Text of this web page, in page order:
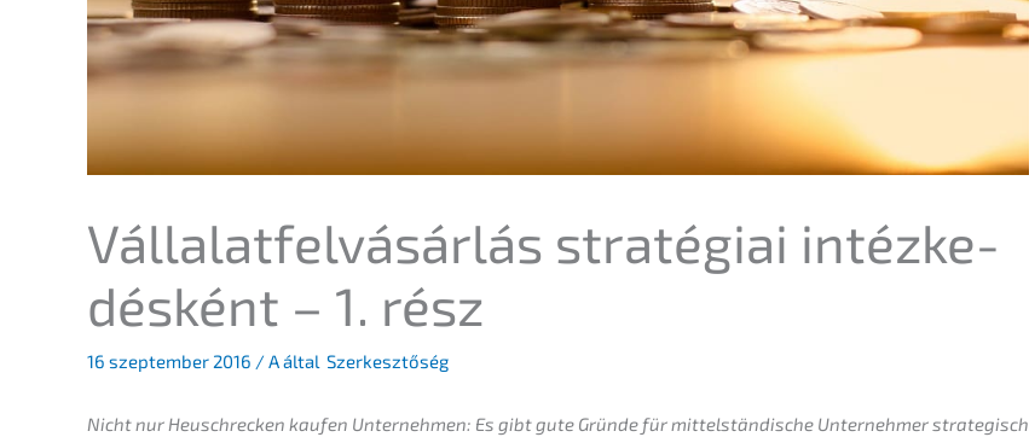
Vállalat­fel­vá­sár­lás straté­giai intéz­ke­
dé­s­ként – 1. rész
16 szeptem­ber 2016 / A által Szerkesztőség
Nicht nur Heuschre­cken kaufen Unter­neh­men: Es gibt gute Gründe für mittel­stän­di­sche Unter­neh­mer strate­gisch